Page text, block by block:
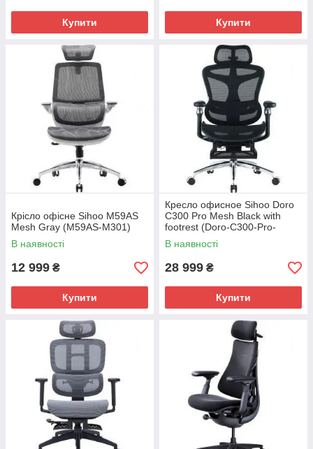
Купити Купити
Крісло офісне Sihoo M59AS
Mesh Gray (M59AS-M301)
В наявності
12 999 ₴
Купити
Кресло офисное Sihoo Doro
C300 Pro Mesh Black with
footrest (Doro-C300-Pro-
M101-JT)
В наявності
28 999 ₴
Купити